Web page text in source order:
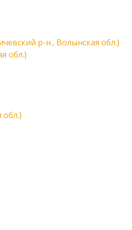
р-н., Волынская обл.)
обл.)